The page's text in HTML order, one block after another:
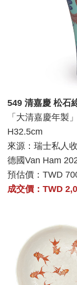
549 清嘉慶 松石
「大清嘉慶年製
H32.5cm
來源：瑞士私人
德國Van Ham
預估價：TWD
成交價：TWD